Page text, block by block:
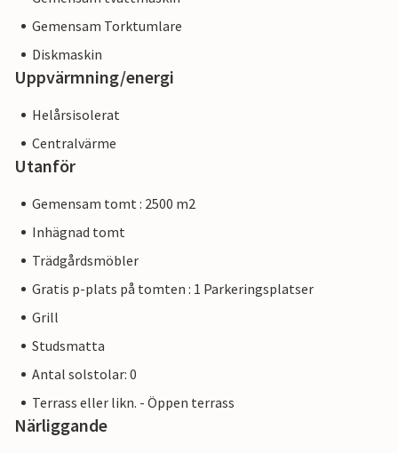
Gemensam Torktumlare
Diskmaskin
Uppvärmning/energi
Helårsisolerat
Centralvärme
Utanför
Gemensam tomt : 2500 m2
Inhägnad tomt
Trädgårdsmöbler
Gratis p-plats på tomten : 1 Parkeringsplatser
Grill
Studsmatta
Antal solstolar: 0
Terrass eller likn. - Öppen terrass
Närliggande